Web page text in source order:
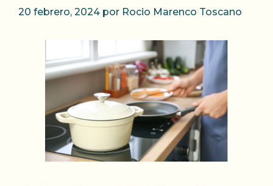
20 febrero, 2024 por Rocio Marenco Toscano